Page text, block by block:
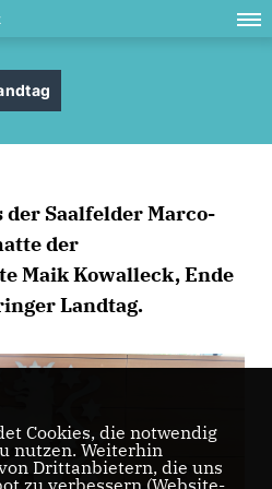
der Saalfelder Marco-
der
Maik Kowalleck, Ende
Landtag.
Cookies, die notwendig
nutzen. Weiterhin
Drittanbietern, die uns
zu verbessern (Website-